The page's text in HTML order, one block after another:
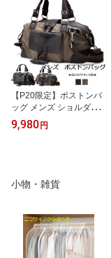
【P20限定】ボストンバ
ッグ メンズ ショルダー
バッグ 大容量 手提げバ
ッグ トートバッグ メン
ン バッグ かばん 出張 フ
ァスナー付き
9,980円
小物・雑貨